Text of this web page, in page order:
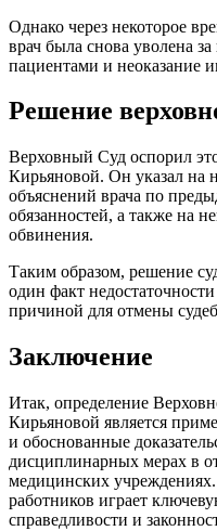
Однако через некоторое
врач была снова уволена
пациентами и неоказание
Решение
Верховный Суд оспорил
Кирьяновой. Он указал на
объяснений врача по
обязанностей, а также на
обвинения.
Таким образом, решение
один факт
причиной для отмены
Заключение
Итак, определение
Кирьяновой является
и обоснованные
дисциплинарных мерах в
медицинских
работников играет
справедливости и